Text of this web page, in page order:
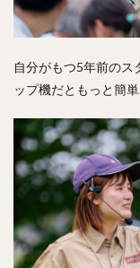
自分がもつ5年前のス
ップ機だともっと簡